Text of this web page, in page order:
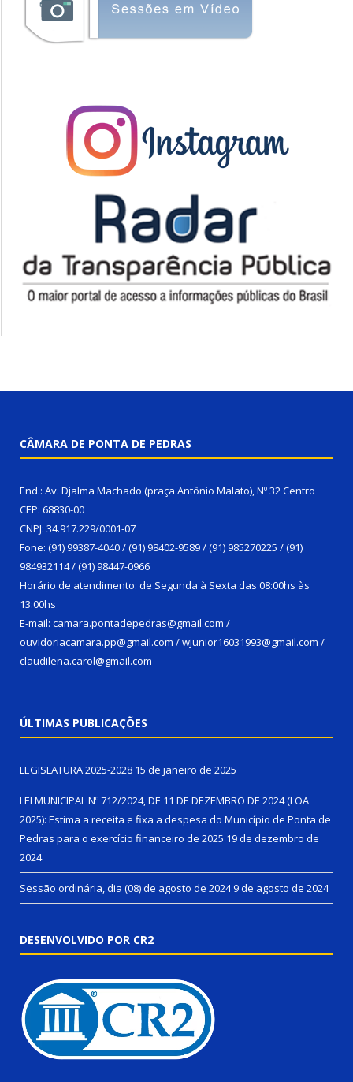
CÂMARA DE PONTA DE PEDRAS
End.: Av. Djalma Machado (praça Antônio Malato), Nº 32 Centro
CEP: 68830-00
CNPJ: 34.917.229/0001-07
Fone: (91) 99387-4040 / (91) 98402-9589 / (91) 985270225 / (91)
984932114 / (91) 98447-0966
Horário de atendimento: de Segunda à Sexta das 08:00hs às
13:00hs
E-mail: camara.pontadepedras@gmail.com /
ouvidoriacamara.pp@gmail.com / wjunior16031993@gmail.com /
claudilena.carol@gmail.com
ÚLTIMAS PUBLICAÇÕES
LEGISLATURA 2025-2028 15 de janeiro de 2025
LEI MUNICIPAL Nº 712/2024, DE 11 DE DEZEMBRO DE 2024 (LOA
2025): Estima a receita e fixa a despesa do Município de Ponta de
Pedras para o exercício financeiro de 2025 19 de dezembro de
2024
Sessão ordinária, dia (08) de agosto de 20249 de agosto de 2024
DESENVOLVIDO POR CR2